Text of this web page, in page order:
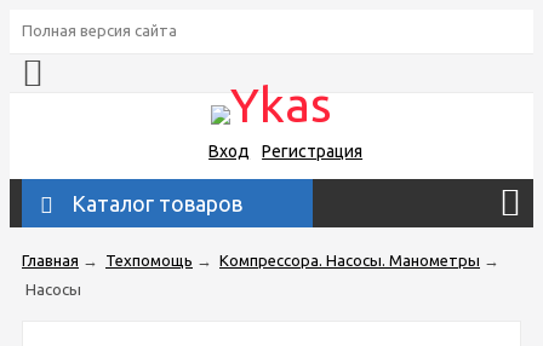
Полная версия сайта
Вход Регистрация
Каталог товаров
Главная → Техпомощь → Компрессора. Насосы. Манометры →
Насосы